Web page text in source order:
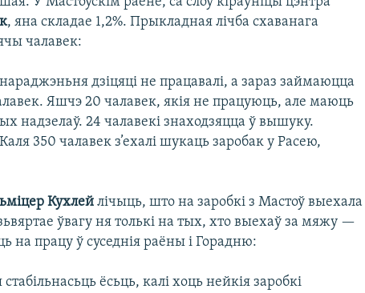
, яна складае 1,2%. Прыкладная лічба схаванага
чалавек:
дзіцяці не працавалі, а зараз займаюцца
Яшчэ 20 чалавек, якія не працуюць, але маюць
надзелаў. 24 чалавекі знаходзяцца ў вышуку.
350 чалавек з’ехалі шукаць заробак у Расею,
Кухлей лічыць, што на заробкі з Мастоў выехала
ўвагу ня толькі на тых, хто выехаў за мяжу —
на працу ў суседнія раёны і Горадню:
ёсьць, калі хоць нейкія заробкі